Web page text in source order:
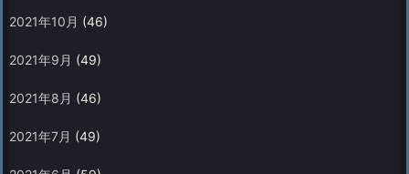
2021年10月 (46)
2021年9月 (49)
2021年8月 (46)
2021年7月 (49)